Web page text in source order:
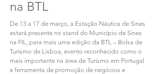
na BTL
De 13 a 17 de março, a Estação Náutica de Sines
estará presente no stand do Município de Sines
na FIL, para mais uma edição da BTL – Bolsa de
Turismo de Lisboa, evento reconhecido como o
mais importante na área de Turismo em Portugal
e ferramenta de promoção de negócios e